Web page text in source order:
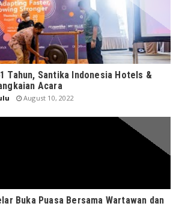
Tahun, Santika Indonesia Hotels &
Acara
August 10, 2022
Buka Puasa Bersama Wartawan dan